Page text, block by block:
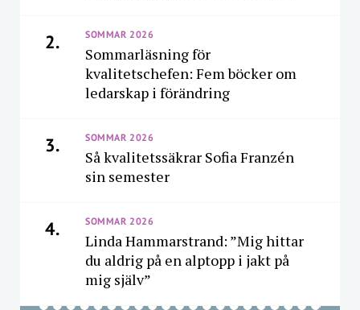
2. SOMMAR 2026
Sommarläsning för
kvalitetschefen: Fem böcker om
ledarskap i förändring
3. SOMMAR 2026
Så kvalitetssäkrar Sofia Franzén
sin semester
4. SOMMAR 2026
Linda Hammarstrand: ”Mig hittar
du aldrig på en alptopp i jakt på
mig själv”